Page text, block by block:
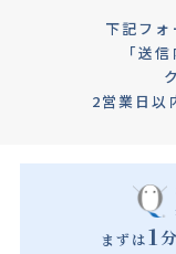
下記フォ
「送
2営業日以
まずは1分